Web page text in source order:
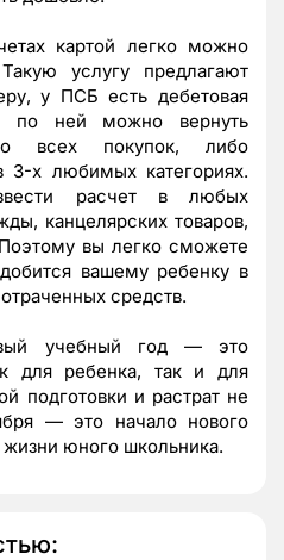
картой легко можно
услугу предлагают
у ПСБ есть дебетовая
по ней можно вернуть
всех покупок, либо
х любимых категориях.
расчет в любых
канцелярских товаров,
вы легко сможете
вашему ребенку в
средств.
учебный год — это
для ребенка, так и для
подготовки и растрат не
— это начало нового
юного школьника.